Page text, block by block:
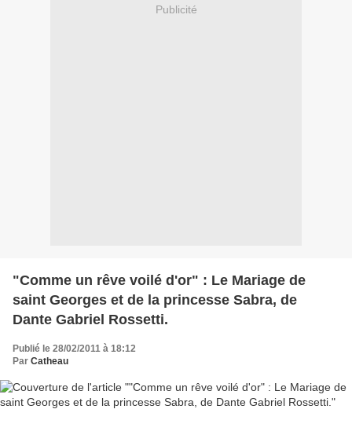
Publicité
"Comme un rêve voilé d'or" : Le Mariage de
saint Georges et de la princesse Sabra, de
Dante Gabriel Rossetti.
Publié le 28/02/2011 à 18:12
Par Catheau